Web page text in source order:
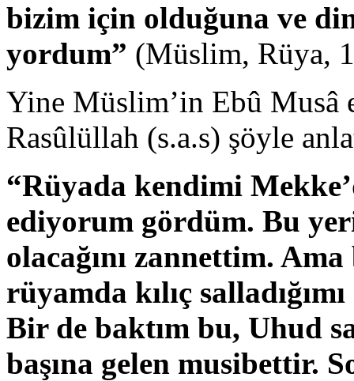
bizim için olduğuna ve
yordum” (Müslim, Rüya,
Yine Müslim’in Ebû Musâ
Rasûlüllah (s.a.s) şöyle
“Rüyada kendimi
ediyorum gördüm. Bu
olacağını zannettim.
rüyamda kılıç
Bir de baktım bu, Uhud
başına gelen musibettir.